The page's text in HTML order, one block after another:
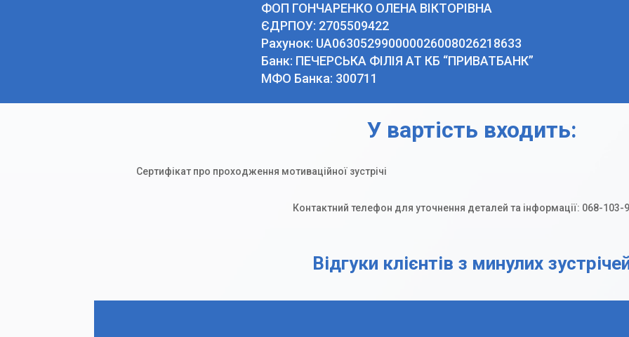
ФОП ГОНЧАРЕНКО ОЛЕНА ВІКТОРІВНА
ЄДРПОУ: 2705509422
Рахунок: UA063052990000026008026218633
Банк: ПЕЧЕРСЬКА ФIЛIЯ АТ КБ “ПРИВАТБАНК”
МФО Банка: 300711
У вартість входить:
Сертифікат про проходження мотиваційної зустрічі
Контактний телефон для уточнення деталей та інформації: 068-103-
Відгуки клієнтів з минулих